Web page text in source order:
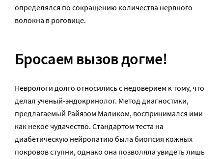
определялся по сокращению количества нервного
волокна в роговице.
Бросаем вызов догме!
Неврологи долго относились с недоверием к тому, что
делал ученый-эндокринолог. Метод диагностики,
предлагаемый Райязом Маликом, воспринимался ими
как некое чудачество. Стандартом теста на
диабетическую нейропатию была биопсия кожных
покровов ступни, однако она позволяла увидеть лишь